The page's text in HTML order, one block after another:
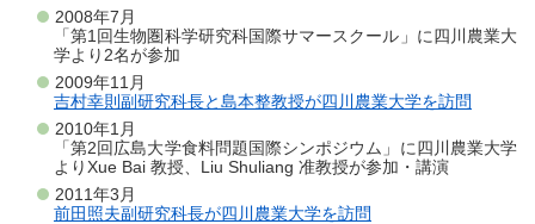
2008年7月
「第1回生物圏科学研究科国際サマースクール」に四川農業大
学より2名が参加
2009年11月
吉村幸則副研究科長と島本整教授が四川農業大学を訪問
2010年1月
「第2回広島大学食料問題国際シンポジウム」に四川農業大学
よりXue Bai 教授、Liu Shuliang 准教授が参加・講演
2011年3月
前田照夫副研究科長が四川農業大学を訪問